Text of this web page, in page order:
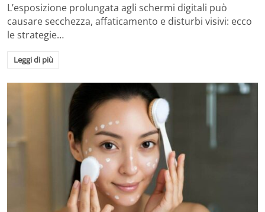
L’esposizione prolungata agli schermi digitali può
causare secchezza, affaticamento e disturbi visivi: ecco
le strategie…
Leggi di più